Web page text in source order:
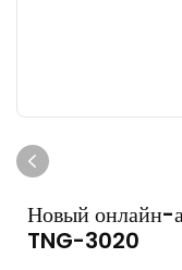
Новый онлайн-
TNG-3020